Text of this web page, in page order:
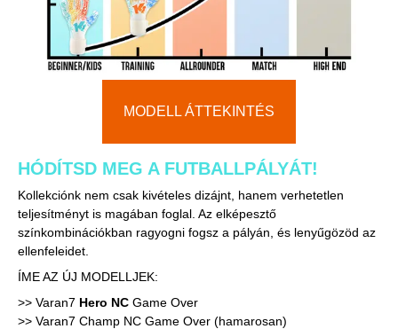
MODELL ÁTTEKINTÉS
HÓDÍTSD MEG A FUTBALLPÁLYÁT!
Kollekciónk nem csak kivételes dizájnt, hanem verhetetlen
teljesítményt is magában foglal. Az elképesztő
színkombinációkban ragyogni fogsz a pályán, és lenyűgözöd az
ellenfeleidet.
ÍME AZ ÚJ MODELLJEK:
>> Varan7 Hero NC Game Over
>> Varan7 Champ NC Game Over (hamarosan)